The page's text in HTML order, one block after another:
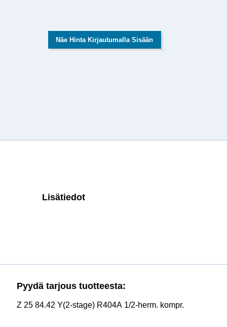
Näe Hinta Kirjautumalla Sisään
Lisätiedot
Pyydä tarjous tuotteesta:
Z 25 84.42 Y(2-stage) R404A 1/2-herm. kompr.